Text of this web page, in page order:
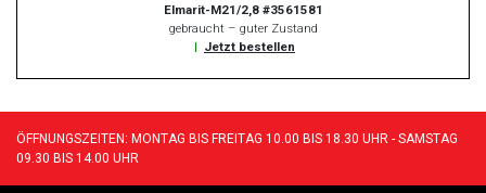
Elmarit-M21/2,8 #3561581
gebraucht – guter Zustand
| Jetzt bestellen
ÖFFNUNGSZEITEN: MONTAG BIS FREITAG 10.00 BIS 18.30 UHR - SAMSTAG
09.30 BIS 14.00 UHR